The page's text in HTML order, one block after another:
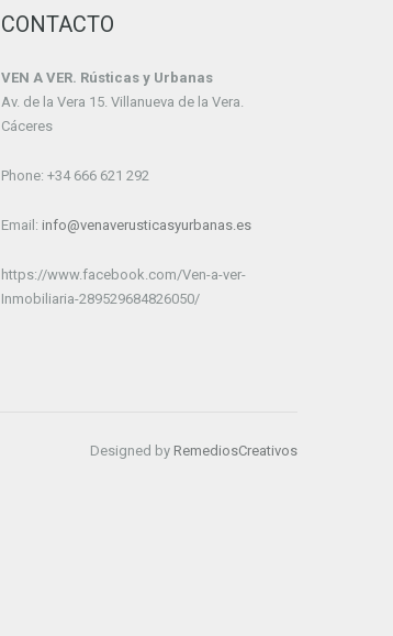
CONTACTO
VEN A VER. Rústicas y Urbanas
Av. de la Vera 15. Villanueva de la Vera.
Cáceres
Phone: +34 666 621 292
Email: info@venaverusticasyurbanas.es
https://www.facebook.com/Ven-a-ver-
Inmobiliaria-289529684826050/
Designed by RemediosCreativos